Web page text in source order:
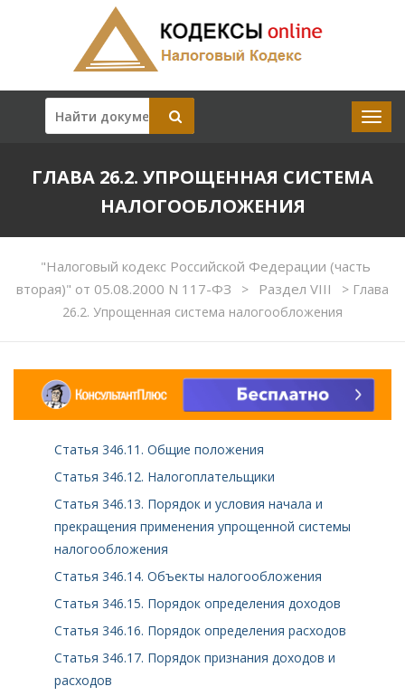
ГЛАВА 26.2. УПРОЩЕННАЯ СИСТЕМА
НАЛОГООБЛОЖЕНИЯ
"Налоговый кодекс Российской Федерации (часть
вторая)" от 05.08.2000 N 117-ФЗ
> Раздел VIII > Глава
26.2. Упрощенная система налогообложения
Статья 346.11. Общие положения
Статья 346.12. Налогоплательщики
Статья 346.13. Порядок и условия начала и
прекращения применения упрощенной системы
налогообложения
Статья 346.14. Объекты налогообложения
Статья 346.15. Порядок определения доходов
Статья 346.16. Порядок определения расходов
Статья 346.17. Порядок признания доходов и
расходов